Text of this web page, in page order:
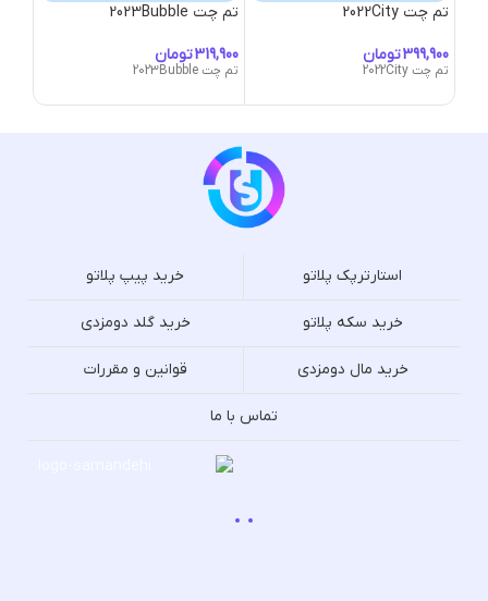
تم چت 2022City
تومان
تم چت 2022City
تم چت 2023Bubble
تومان
تم چت 2023Bubble
استارترپک پلاتو خرید پیپ پلاتو
خرید سکه پلاتو خرید گلد دومزدی
خرید مال دومزدی قوانین و مقررات
تماس با ما